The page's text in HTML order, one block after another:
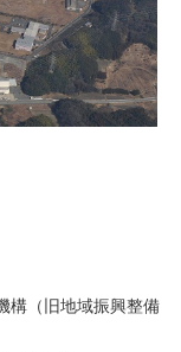
構（旧地域振興整備